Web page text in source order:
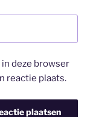
deze browser
reactie plaats.